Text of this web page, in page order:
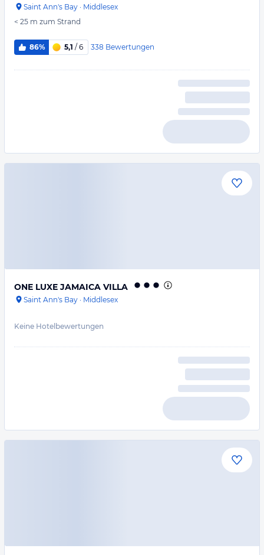
Saint Ann's Bay · Middlesex
< 25 m zum Strand
86% 5,1 / 6 338 Bewertungen
ONE LUXE JAMAICA VILLA
Saint Ann's Bay · Middlesex
Keine Hotelbewertungen